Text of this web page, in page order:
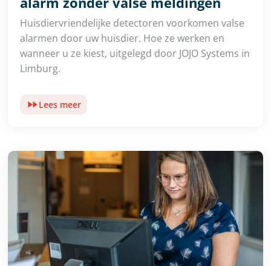
Huisdiervriendelijke detectoren voorkomen valse
alarmen door uw huisdier. Hoe ze werken en
wanneer u ze kiest, uitgelegd door JOJO Systems in
Limburg.
Lees meer